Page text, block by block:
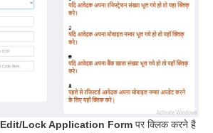
Edit/Lock Application Form पर क्लिक करने है